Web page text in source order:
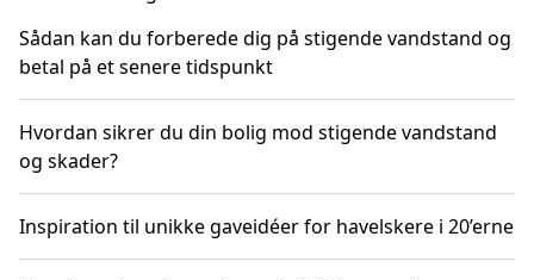
Sådan kan du forberede dig på stigende vandstand og
betal på et senere tidspunkt
Hvordan sikrer du din bolig mod stigende vandstand
og skader?
Inspiration til unikke gaveidéer for havelskere i 20’erne